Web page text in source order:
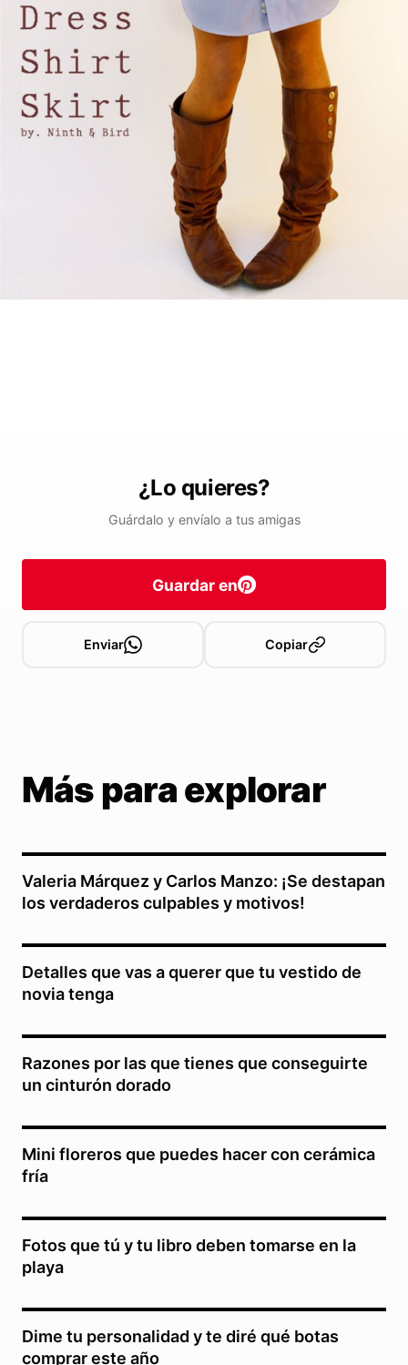
¿Lo quieres?
Guárdalo y envíalo a tus amigas
Guardar en
Enviar Copiar
Más para explorar
Valeria Márquez y Carlos Manzo: ¡Se destapan
los verdaderos culpables y motivos!
Detalles que vas a querer que tu vestido de
novia tenga
Razones por las que tienes que conseguirte
un cinturón dorado
Mini floreros que puedes hacer con cerámica
fría
Fotos que tú y tu libro deben tomarse en la
playa
Dime tu personalidad y te diré qué botas
comprar este año